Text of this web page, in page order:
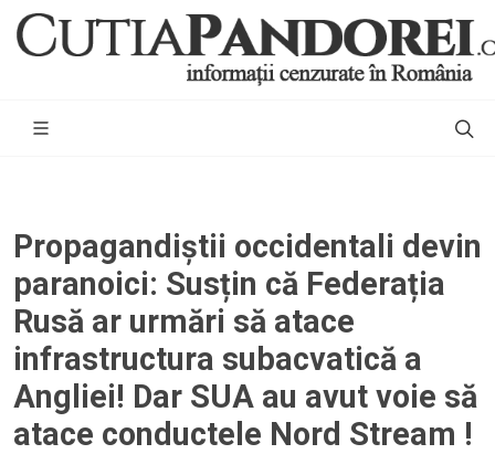
Propagandiștii occidentali devin
paranoici: Susțin că Federația
Rusă ar urmări să atace
infrastructura subacvatică a
Angliei! Dar SUA au avut voie să
atace conductele Nord Stream !